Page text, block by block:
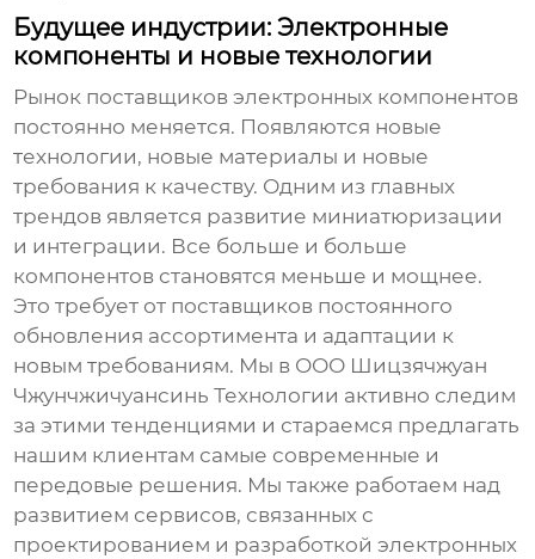
Будущее индустрии: Электронные
компоненты и новые технологии
Рынок поставщиков электронных компонентов
постоянно меняется. Появляются новые
технологии, новые материалы и новые
требования к качеству. Одним из главных
трендов является развитие миниатюризации
и интеграции. Все больше и больше
компонентов становятся меньше и мощнее.
Это требует от поставщиков постоянного
обновления ассортимента и адаптации к
новым требованиям. Мы в ООО Шицзячжуан
Чжунчжичуансинь Технологии активно следим
за этими тенденциями и стараемся предлагать
нашим клиентам самые современные и
передовые решения. Мы также работаем над
развитием сервисов, связанных с
проектированием и разработкой электронных